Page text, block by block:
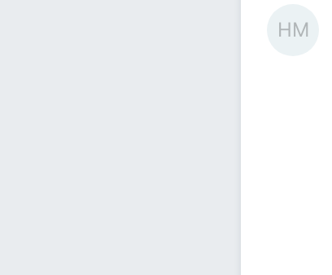
НМ